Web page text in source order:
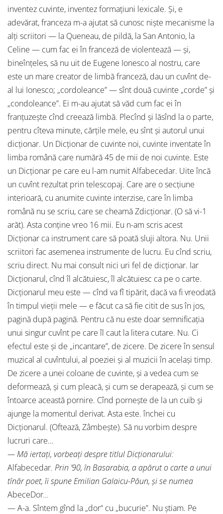
inventez cuvinte, inventez formaţiuni lexicale. Şi, e
adevărat, franceza m-a ajutat să cunosc nişte mecanisme la
alţi scriitori — la Queneau, de pildă, la San Antonio, la
Celine — cum fac ei în franceză de violentează — şi,
bineînţeles, să nu uit de Eugene Ionesco al nostru, care
este un mare creator de limbă franceză, dau un cuvînt de-
al lui Ionesco; „cordoleance” — sînt două cuvinte „corde” şi
„condoleance”. Ei m-au ajutat să văd cum fac ei în
franţuzeşte cînd creează limbă. Plecînd şi lăsînd la o parte,
pentru cîteva minute, cărţile mele, eu sînt şi autorul unui
dicţionar. Un Dicţionar de cuvinte noi, cuvinte inventate în
limba română care numără 45 de mii de noi cuvinte. Este
un Dicţionar pe care eu l-am numit Alfabecedar. Uite încă
un cuvînt rezultat prin telescopaj. Care are o secţiune
interioară, cu anumite cuvinte interzise, care în limba
română nu se scriu, care se cheamă Zdicţionar. (O să vi-1
arăt). Asta conţine vreo 16 mii. Eu n-am scris acest
Dicţionar ca instrument care să poată sluji altora. Nu. Unii
scriitori fac asemenea instrumente de lucru. Eu cînd scriu,
scriu direct. Nu mai consult nici uri fel de dicţionar. Iar
Dicţionarul, cînd îl alcătuiesc, îl alcătuiesc ca pe o carte.
Dicţionarul meu este — cînd va fî tipărit, dacă va fi vreodată
în timpul vieţii mele — e făcut ca să fie citit de sus în jos,
pagină după pagină. Pentru că nu este doar semnificaţia
unui singur cuvînt pe care îl caut la litera cutare. Nu. Ci
efectul este şi de „incantare”, de zicere. De zicere în sensul
muzical al cuvîntului, al poeziei şi al muzicii în acelaşi timp.
De zicere a unei coloane de cuvinte, şi a vedea cum se
deformează, şi cum pleacă, şi cum se derapează, şi cum se
întoarce această pornire. Cînd porneşte de la un cuib şi
ajunge la momentul derivat. Asta este. închei cu
Dicţionarul. (Oftează, Zâmbeşte). Să nu vorbim despre
lucruri care…
— Mă iertaţi, vorbeaţi despre titlul Dicţionarului:
Alfabecedar. Prin ’90, în Basarabia, a apărut o carte a unui
tînăr poet, îi spune Emilian Galaicu-Păun, şi se numea
AbeceDor…
— A-a. Sîntem gînd la „dor“ cu „bucurie”. Nu ştiam. Pe